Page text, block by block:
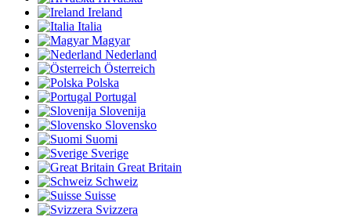
Ireland
Italia
Magyar
Nederland
Österreich
Polska
Portugal
Slovenija
Slovensko
Suomi
Sverige
Great Britain
Schweiz
Suisse
Svizzera